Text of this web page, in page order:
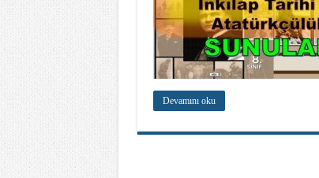
Devamını oku